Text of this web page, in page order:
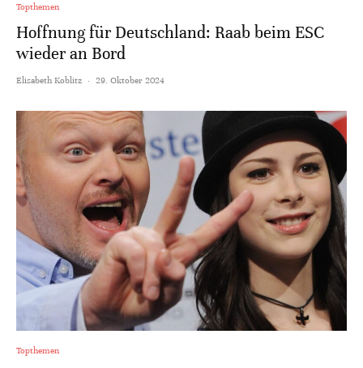
Topthemen
Hoffnung für Deutschland: Raab beim ESC
wieder an Bord
Elisabeth Koblitz · 29. Oktober 2024
Topthemen